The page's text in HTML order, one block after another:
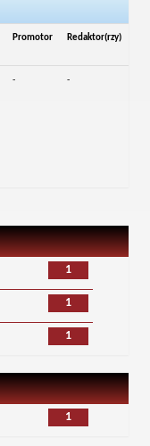
Promotor Redaktor(rzy)
- -
1
1
1
1